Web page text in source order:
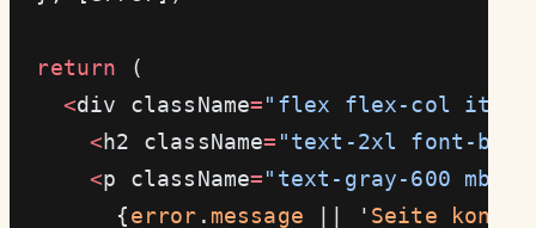
  return
(
    <
div className="flex flex-col
      <
h2 className= "text-2xl font-bold
      <
p className="text-gray-600 mb-4"
        {
error . message || ' Seite konnte